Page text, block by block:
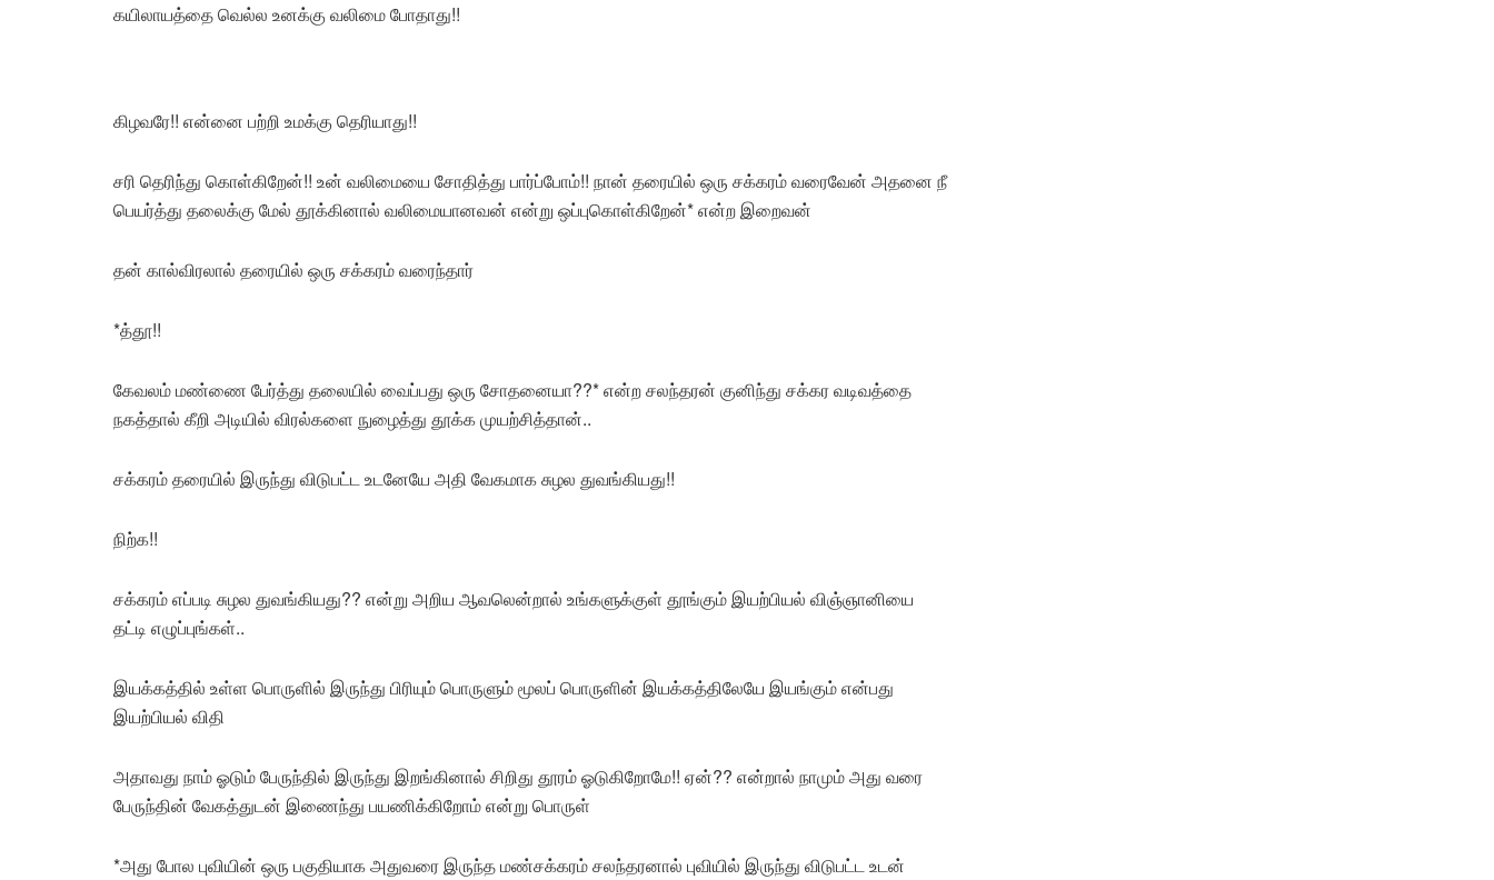
கயிலாயத்தை வெல்ல உனக்கு வலிமை போதாது!!
கிழவரே!! என்னை பற்றி உமக்கு தெரியாது!!
சரி தெரிந்து கொள்கிறேன்!! உன் வலிமையை சோதித்து பார்ப்போம்!! நான் தரையில் ஒரு சக்கரம் வரைவேன் அதனை நீ
பெயர்த்து தலைக்கு மேல் தூக்கினால் வலிமையானவன் என்று ஒப்புகொள்கிறேன்* என்ற இறைவன்
தன் கால்விரலால் தரையில் ஒரு சக்கரம் வரைந்தார்
*த்தூ!!
கேவலம் மண்ணை பேர்த்து தலையில் வைப்பது ஒரு சோதனையா??* என்ற சலந்தரன் குனிந்து சக்கர வடிவத்தை
நகத்தால் கீறி அடியில் விரல்களை நுழைத்து தூக்க முயற்சித்தான்..
சக்கரம் தரையில் இருந்து விடுபட்ட உடனேயே அதி வேகமாக சுழல துவங்கியது!!
நிற்க!!
சக்கரம் எப்படி சுழல துவங்கியது?? என்று அறிய ஆவலென்றால் உங்களுக்குள் தூங்கும் இயற்பியல் விஞ்ஞானியை
தட்டி எழுப்புங்கள்..
இயக்கத்தில் உள்ள பொருளில் இருந்து பிரியும் பொருளும் மூலப் பொருளின் இயக்கத்திலேயே இயங்கும் என்பது
இயற்பியல் விதி
அதாவது நாம் ஓடும் பேருந்தில் இருந்து இறங்கினால் சிறிது தூரம் ஓடுகிறோமே!! ஏன்?? என்றால் நாமும் அது வரை
பேருந்தின் வேகத்துடன் இணைந்து பயணிக்கிறோம் என்று பொருள்
*அது போல புவியின் ஒரு பகுதியாக அதுவரை இருந்த மண்சக்கரம் சலந்தரனால் புவியில் இருந்து விடுபட்ட உடன்